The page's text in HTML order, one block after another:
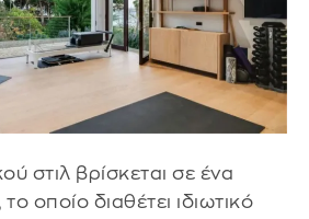
στιλ βρίσκεται σε ένα
οποίο διαθέτει ιδιωτικό